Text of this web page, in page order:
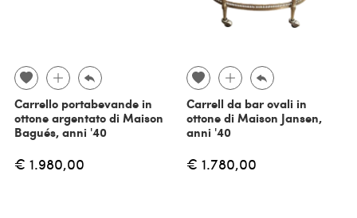
Carrello portabevande in
ottone argentato di Maison
Bagués, anni '40
€ 1.980,00
Carrell da bar ovali in
ottone di Maison Jansen,
anni '40
€ 1.780,00